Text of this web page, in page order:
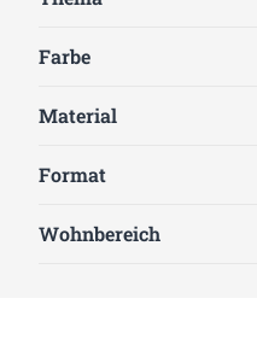
Farbe
Material
Format
Wohnbereich